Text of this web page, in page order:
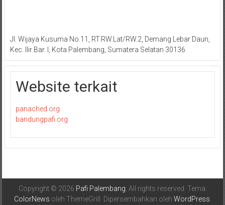
Jl. Wijaya Kusuma No.11, RT.RW.Lat/RW.2, Demang Lebar Daun,
Kec. Ilir Bar. I, Kota Palembang, Sumatera Selatan 30136
Website terkait
panached.org
bandungpafi.org
Copyright © 2026 Pafi Palembang. All rights reserved. Tema:
ColorNews oleh ThemeGrill. Dipersembahkan oleh WordPress.